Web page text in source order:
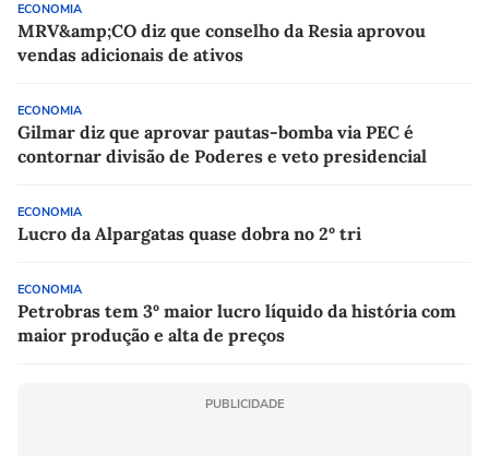
ECONOMIA
MRV&amp;CO diz que conselho da Resia aprovou
vendas adicionais de ativos
ECONOMIA
Gilmar diz que aprovar pautas-bomba via PEC é
contornar divisão de Poderes e veto presidencial
ECONOMIA
Lucro da Alpargatas quase dobra no 2º tri
ECONOMIA
Petrobras tem 3º maior lucro líquido da história com
maior produção e alta de preços
PUBLICIDADE